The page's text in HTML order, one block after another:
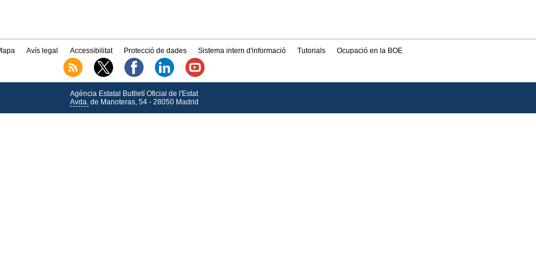
Avís legal Accessibilitat Protecció de dades Sistema intern d'informació Tutorials Ocupació en la BOE
Agència Estatal Butlletí Oficial de l'Estat
Avda.de Manoteras, 54 - 28050 Madrid